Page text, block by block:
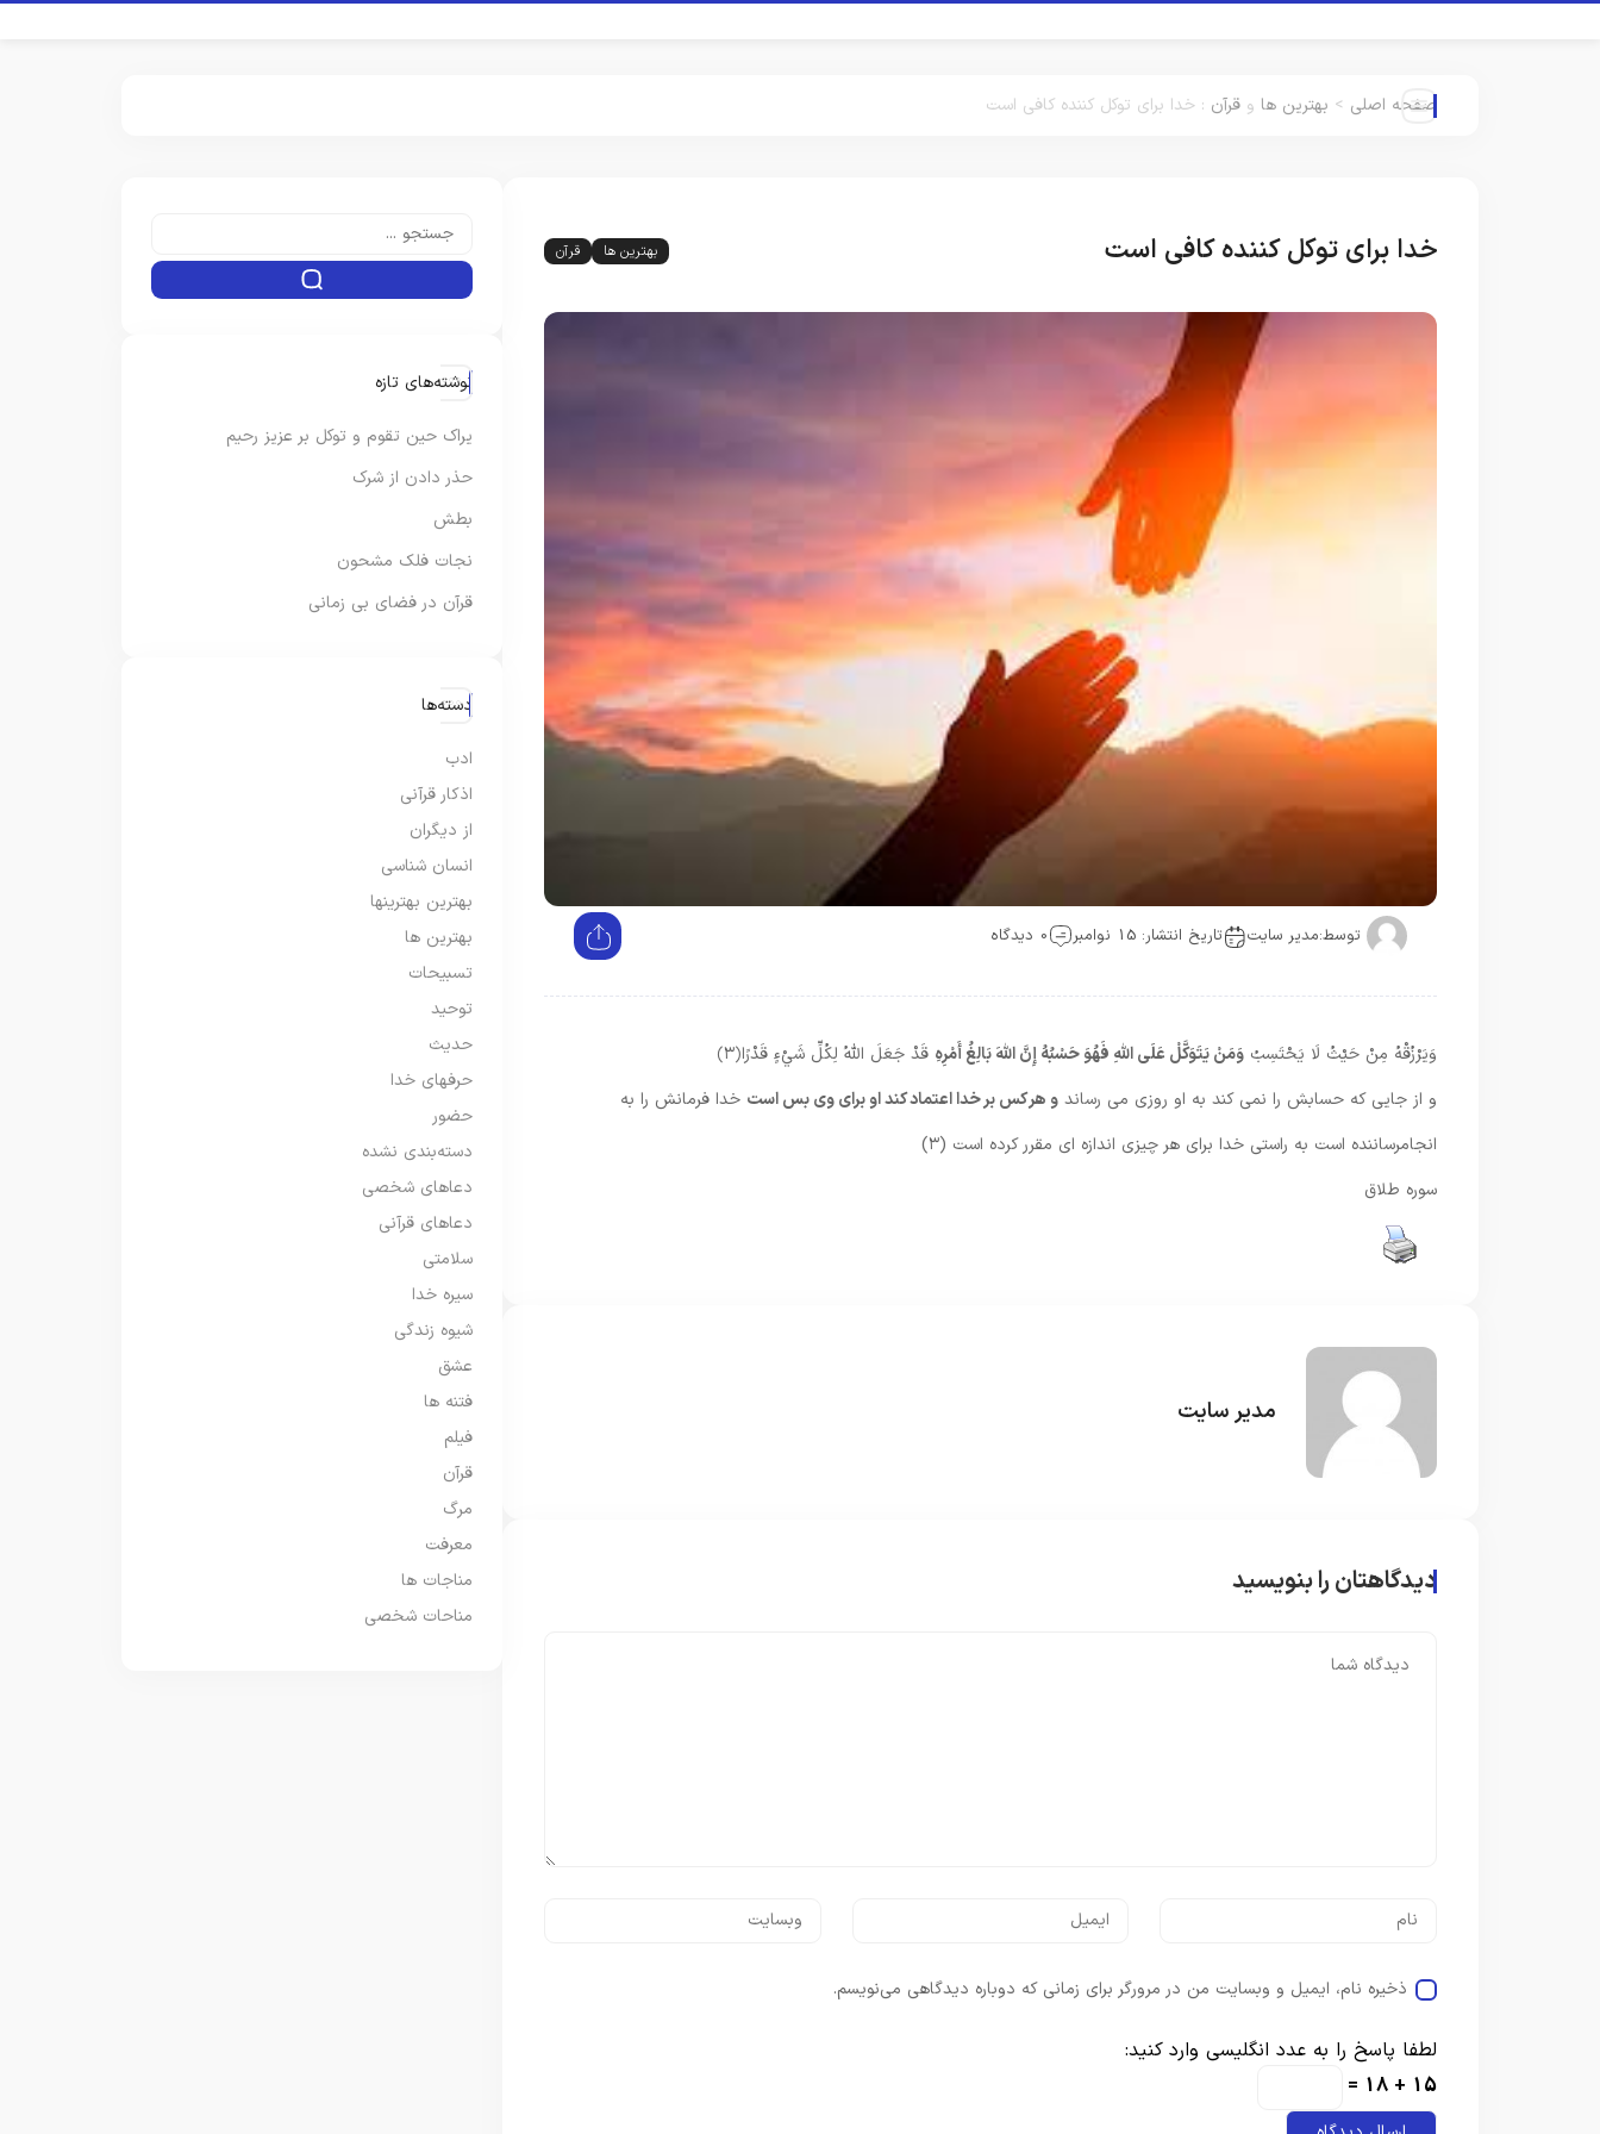
صفحه اصلی > بهترین ها و قرآن : خدا برای توکل کننده کافی است
خدا برای توکل کننده کافی است بهترین ها قرآن
توسط:مدیر سایت تاریخ انتشار: 15 نوامبر 0 دیدگاه
وَيَرْزُقْهُ مِنْ حَيْثُ لَا يَحْتَسِبُ وَمَنْ يَتَوَكَّلْ عَلَى اللَّهِ فَهُوَ حَسْبُهُ إِنَّ اللَّهَ بَالِغُ أَمْرِهِ قَدْ جَعَلَ اللَّهُ لِكُلِّ شَيْءٍ قَدْرًا﴿۳﴾
و از جايى كه حسابش را نمى ‏كند به او روزى مى ‏رساند و هر كس بر خدا اعتماد كند او براى وى بس است‏ خدا فرمانش را به
انجام‏رساننده است به راستى خدا براى هر چيزى اندازه‏ اى مقرر كرده است (۳)
سوره طلاق
مدیر سایت
دیدگاهتان را بنویسید
ذخیره نام، ایمیل و وبسایت من در مرورگر برای زمانی که دوباره دیدگاهی می‌نویسم.
لطفا پاسخ را به عدد انگلیسی وارد کنید:
15 + 18 =
نوشته‌های تازه
یراک حین تقوم و توکل بر عزیز رحیم
حذر دادن از شرک
بطش
نجات فلک مشحون
قرآن در فضای بی زمانی
دسته‌ها
ادب
اذکار قرآنی
از دیگران
انسان شناسی
بهترین بهترینها
بهترین ها
تسبیحات
توحید
حدیث
حرفهای خدا
حضور
دسته‌بندی نشده
دعاهای شخصی
دعاهای قرآنی
سلامتی
سیره خدا
شیوه زندگی
عشق
فتنه ها
فیلم
قرآن
مرگ
معرفت
مناجات ها
مناحات شخصی